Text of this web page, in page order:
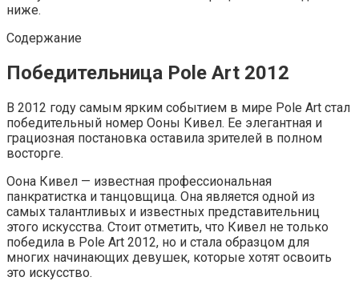
ниже.
Содержание
Победительница Pole Art 2012
В 2012 году самым ярким событием в мире Pole Art стал
победительный номер Ооны Кивел. Ее элегантная и
грациозная постановка оставила зрителей в полном
восторге.
Оона Кивел — известная профессиональная
панкратистка и танцовщица. Она является одной из
самых талантливых и известных представительниц
этого искусства. Стоит отметить, что Кивел не только
победила в Pole Art 2012, но и стала образцом для
многих начинающих девушек, которые хотят освоить
это искусство.